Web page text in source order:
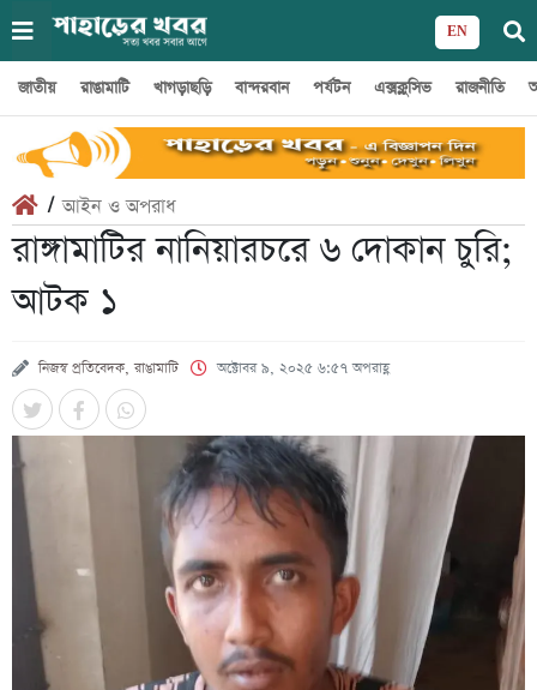
EN
জাতীয় রাঙামাটি খাগড়াছড়ি বান্দরবান পর্যটন এক্সক্লুসিভ রাজনীতি
/আইন ও অপরাধ
রাঙ্গামাটির নানিয়ারচরে ৬ দোকান চুরি;
আটক ১
নিজস্ব প্রতিবেদক, রাঙামাটি অক্টোবর ৯, ২০২৫ ৬:৫৭ অপরাহ্ণ